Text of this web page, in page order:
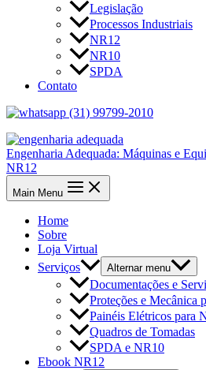
Legislação
Processos Industriais
NR12
NR10
SPDA
Contato
(31) 99799-2010
Engenharia Adequada: Máquinas e
NR12
Main Menu
Home
Sobre
Loja Virtual
Serviços
Alternar menu
Documentações e
Proteções e Mecânica
Painéis Elétricos para
Quadros de Tomadas
SPDA e NR10
Ebook NR12